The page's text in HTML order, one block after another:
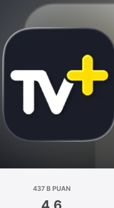
437 B PUAN